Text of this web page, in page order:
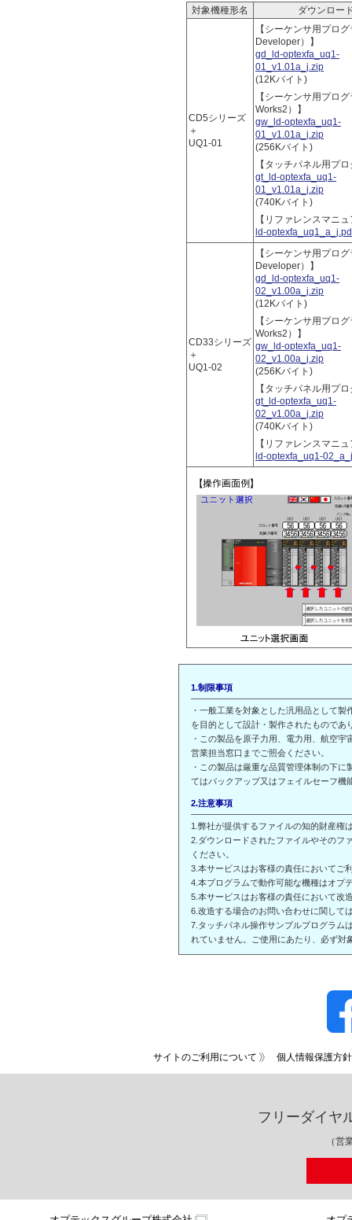
対象機種形名
ダウンロー
CD5シリーズ
＋
UQ1-01
【シーケンサ用プロ
Developer）】
gd_ld-optexfa_uq1-
01_v1.01a_j.zip
(12Kバイト)
【シーケンサ用プロ
Works2）】
gw_ld-optexfa_uq1-
01_v1.01a_j.zip
(256Kバイト)
【タッチパネル用プ
gt_ld-optexfa_uq1-
01_v1.01a_j.zip
(740Kバイト)
【リファレンスマニ
ld-
CD33シリーズ
＋
UQ1-02
【シーケンサ用プロ
Developer）】
gd_ld-optexfa_uq1-
02_v1.00a_j.zip
(12Kバイト)
【シーケンサ用プロ
Works2）】
gw_ld-optexfa_uq1-
02_v1.00a_j.zip
(256Kバイト)
【タッチパネル用プ
gt_ld-optexfa_uq1-
02_v1.00a_j.zip
(740Kバイト)
【リファレンスマニ
ld-optexfa_uq1-
1.制限事項
・一般工業を対象とした汎用品として
を目的として設計・製作されたものであ
・この製品を原子力用、電力用、航空
営業担当窓口までご照会ください。
・この製品は厳重な品質管理体制の下
てはバックアップ又はフェイルセーフ機
2.注意事項
1.弊社が提供するファイルの知的財産権
2.ダウンロードされたファイルやそのフ
ください。
3.本サービスはお客様の責任においてご
4.本プログラムで動作可能な機種はオプ
5.本サービスはお客様の責任において改
6.改造する場合のお問い合わせに関して
7.タッチパネル操作サンプルプログラム
れていません。ご使用にあたり、必ず対
サイトのご利用について 個人情報保護方針
フリーダイヤ
（営